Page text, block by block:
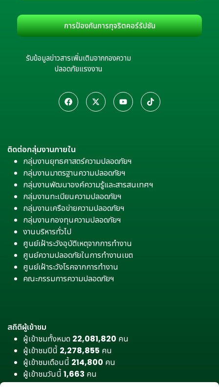
การป้องกันการทุจริตคอร์รัปชัน
รับข้อมูลข่าวสารเพิ่มเติมจากกองความ
ปลอดภัยแรงงาน
ติดต่อกลุ่มงานภายใน
กลุ่มงานยุทธศาสตร์ความปลอดภัยฯ
กลุ่มงานมาตรฐานความปลอดภัยฯ
กลุ่มงานพัฒนาองค์ความรู้และสารสนเทศฯ
กลุ่มงานทะเบียนความปลอดภัยฯ
กลุ่มงานเครือข่ายความปลอดภัยฯ
กลุ่มงานกองทุนความปลอดภัยฯ
งานบริหารทั่วไป
ศูนย์เฝ้าระวังอุบัติเหตุจากการทำงาน
ศูนย์ความปลอดภัยในการทำงานเขต
ศูนย์เฝ้าระวังโรคจากการทำงาน
คณะกรรมการความปลอดภัยฯ
สถิติผู้เข้าชม
ผู้เข้าชมทั้งหมด 22,081,820 คน
ผู้เข้าชมปีนี้ 2,278,855 คน
ผู้เข้าชมเดือนนี้ 214,800 คน
ผู้เข้าชมวันนี้ 1,663 คน